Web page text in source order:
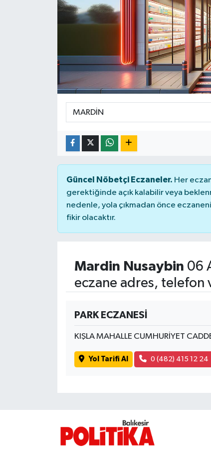
Güncel Nöbetçi Eczaneler. Her
gerektiğinde açık kalabilir veya
nedenle, yola çıkmadan önce
fikir olacaktır.
Mardin Nusaybin 06
eczane adres, telefon
PARK ECZANESİ
KIŞLA MAHALLE CUMHURİYET
Yol Tarifi Al 0 (482) 415 12 24
EĞİTİM
EKONOMİ
KENT GÜNDEMİ
KÜLTÜR-SANAT